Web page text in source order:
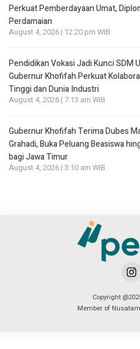
Perkuat Pemberdayaan Umat,
Perdamaian
August 4, 2026 | 12:20 pm WIB
Pendidikan Vokasi Jadi Kunci SDM
Gubernur Khofifah Perkuat
Tinggi dan Dunia Industri
August 4, 2026 | 7:13 am WIB
Gubernur Khofifah Terima Dubes
Grahadi, Buka Peluang Beasiswa
bagi Jawa Timur
August 4, 2026 | 3:10 am WIB
Copyright
Member of